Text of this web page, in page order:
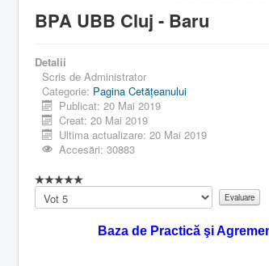
BPA UBB Cluj - Baru
Detalii
Scris de Administrator
Categorie: Pagina Cetăţeanului
Publicat: 20 Mai 2019
Creat: 20 Mai 2019
Ultima actualizare: 20 Mai 2019
Accesări: 30883
Vă
rugăm
Baza de Practică şi